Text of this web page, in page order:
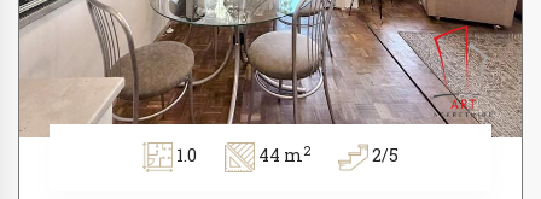
1.0 44 m2 2/5